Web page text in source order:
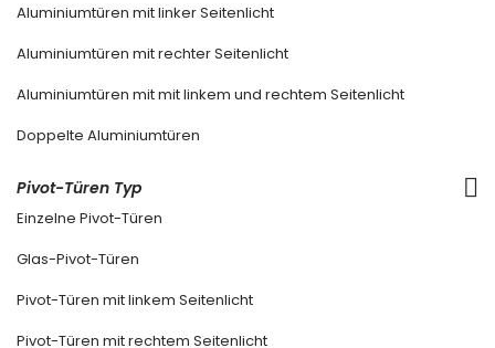
Aluminiumtüren mit linker Seitenlicht
Aluminiumtüren mit rechter Seitenlicht
Aluminiumtüren mit mit linkem und rechtem Seitenlicht
Doppelte Aluminiumtüren
Pivot-Türen Typ
Einzelne Pivot-Türen
Glas-Pivot-Türen
Pivot-Türen mit linkem Seitenlicht
Pivot-Türen mit rechtem Seitenlicht